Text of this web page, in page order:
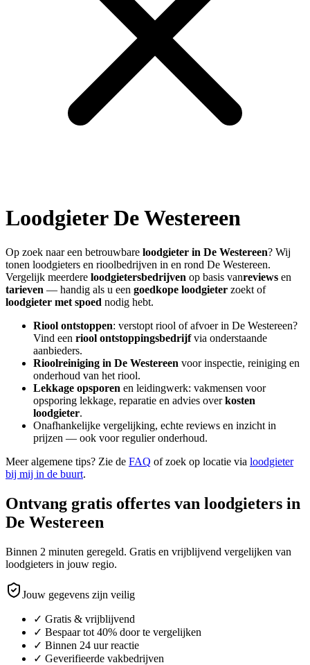
LoodgieterDe Westereen
Op zoek naar een betrouwbare loodgieter in De Westereen? Wij
tonen loodgieters en rioolbedrijven in en rond De Westereen.
Vergelijk meerdere loodgietersbedrijven op basis vanreviews en
tarieven — handig als u een goedkope loodgieter zoekt of
loodgieter met spoed nodig hebt.
Riool ontstoppen: verstopt riool of afvoer in De Westereen?
Vind een riool ontstoppingsbedrijfvia onderstaande
aanbieders.
Rioolreiniging in De Westereen voor inspectie, reiniging en
onderhoud van het riool.
Lekkage opsporen en leidingwerk: vakmensen voor
opsporing lekkage, reparatie en advies overkosten
loodgieter.
Onafhankelijke vergelijking, echte reviews en inzicht in
prijzen — ook voor regulier onderhoud.
Meer algemene tips? Zie de FAQ of zoek op locatie via loodgieter
bij mij in de buurt.
Ontvang gratis offertes van loodgieters in
De Westereen
Binnen 2 minuten geregeld. Gratis en vrijblijvend vergelijken van
loodgieters in jouw regio.
Jouw gegevens zijn veilig
✓ Gratis & vrijblijvend
✓ Bespaar tot 40% door te vergelijken
✓ Binnen 24 uur reactie
✓ Geverifieerde vakbedrijven